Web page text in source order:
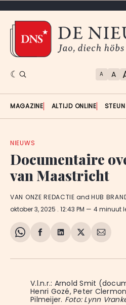
A A
MAGAZINE ALTIJD ONLINE
NIEUWS
Documentaire
van Maastricht
VAN ONZE REDACTIE and HUB
oktober 3, 2025 . 12:43 PM 4 minuut
Share
WhatsApp
Delen
Facebook
Delen
LinkedIn
Share
X
Deel
E-
V.l.n.r.: Arnold Smit
Henri Gozé, Peter
Pilmeijer. Foto: Lynn